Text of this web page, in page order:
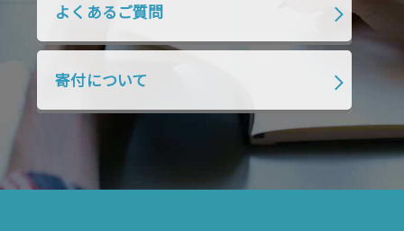
2018年7月 2018年6月
2018年4月 2018年3月 2018年2月
2018年1月 2017年12月
2017年10月 2017年9月 2017年8月
2017年5月
2017年4月
よくあるご質問
寄付について